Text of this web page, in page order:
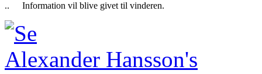
.. Information vil blive givet til vinderen.
Se
Alexander Hansson's